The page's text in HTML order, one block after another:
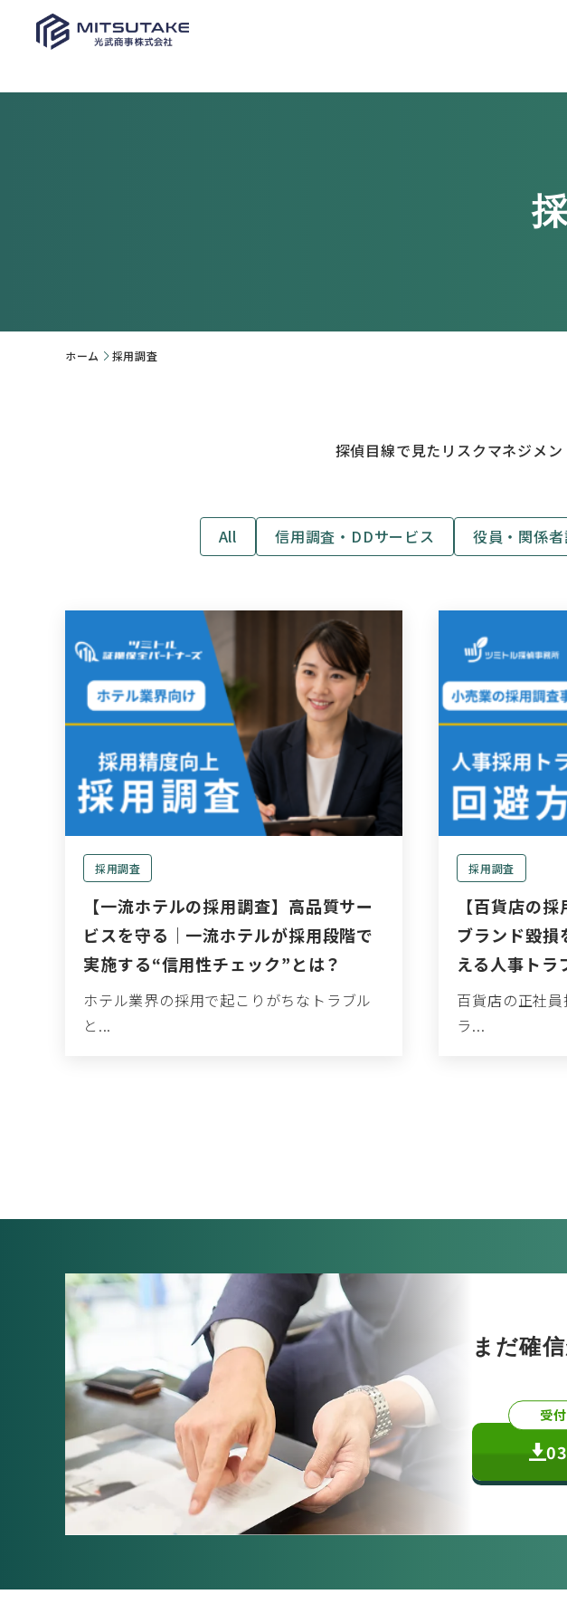
ホーム 採用調査
探偵目線で見たリスクマネジメ
All 信用調査・DDサービス 役員・関係
採用調査
【一流ホテルの採用調査】高品質サー
ビスを守る｜一流ホテルが採用段階で
実施する“信用性チェック”とは？
ホテル業界の採用で起こりがちなトラブル
と...
採用調査
【百貨店の
ブランド毀損
える人事トラ
百貨店の正社
ラ...
まだ確
受